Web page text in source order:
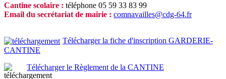
Cantine scolaire : téléphone 05 59 33 83 99
Email du secrétariat de mairie : comnavailles@cdg-64.fr
Télécharger la fiche d'inscription GARDERIE-
CANTINE
Télécharger le Règlement de la CANTINE